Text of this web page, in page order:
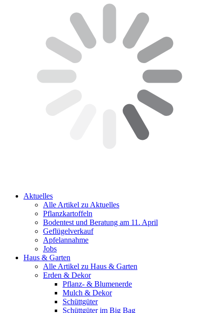
Aktuelles
Alle Artikel zu Aktuelles
Pflanzkartoffeln
Bodentest und Beratung am 11. April
Geflügelverkauf
Apfelannahme
Jobs
Haus & Garten
Alle Artikel zu Haus & Garten
Erden & Dekor
Pflanz- & Blumenerde
Mulch & Dekor
Schüttgüter
Schüttgüter im Big Bag